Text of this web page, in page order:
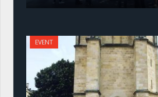
EVENT